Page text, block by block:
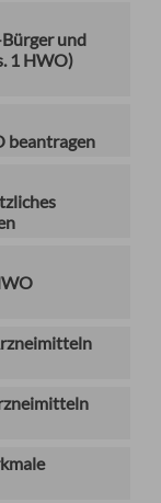
und
1 HWO)
beantragen